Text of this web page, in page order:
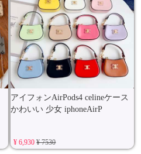
アイフォンAirPods4 celineケース
かわいい 少女 iphoneAirP
¥ 6,930¥ 7530